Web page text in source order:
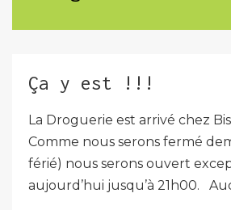
Ça y est !!!
La Droguerie est arrivé chez
Comme nous serons fermé
férié) nous serons ouvert
aujourd’hui jusqu’à 21h00.